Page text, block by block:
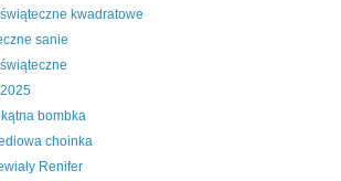
kwadratowe
sanie
bombka
choinka
Renifer